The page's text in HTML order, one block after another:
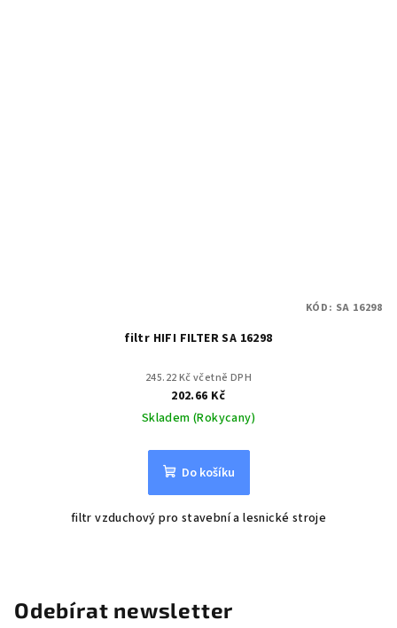
filtr HIFI FILTER SA 16298
245.22 Kč včetně DPH
202.66 Kč
Skladem (Rokycany)
Do košíku
filtr vzduchový pro stavební a lesnické stroje
KÓD: SA 16298
Odebírat newsletter